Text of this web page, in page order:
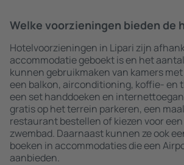
Welke voorzieningen bieden de
Hotelvoorzieningen in Lipari zijn
accommodatie geboekt is en het
kunnen gebruikmaken van kamers
een balkon, airconditioning, koffie- en
een set handdoeken en
gratis op het terrein parkeren, een
restaurant bestellen of kiezen voor
zwembad. Daarnaast kunnen ze ook
boeken in accommodaties die een
aanbieden.